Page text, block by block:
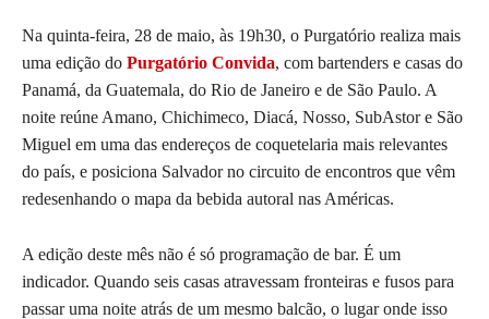
Na quinta-feira, 28 de maio, às 19h30, o Purgatório realiza mais
uma edição do Purgatório Convida, com bartenders e casas do
Panamá, da Guatemala, do Rio de Janeiro e de São Paulo. A
noite reúne Amano, Chichimeco, Diacá, Nosso, SubAstor e São
Miguel em uma das endereços de coquetelaria mais relevantes
do país, e posiciona Salvador no circuito de encontros que vêm
redesenhando o mapa da bebida autoral nas Américas.
A edição deste mês não é só programação de bar. É um
indicador. Quando seis casas atravessam fronteiras e fusos para
passar uma noite atrás de um mesmo balcão, o lugar onde isso